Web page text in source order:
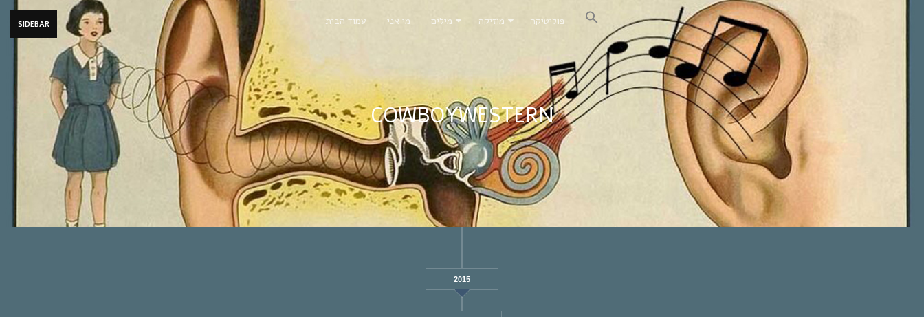
SIDEBAR עמוד הבית מי אני מילים מוזיקה פוליטיקה
COWBOYWESTERN
2015